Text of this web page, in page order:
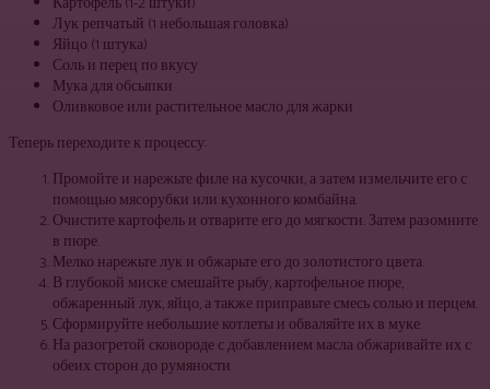
Лук репчатый (1 небольшая головка)
Яйцо (1 штука)
Соль и перец по вкусу
Мука для обсыпки
Оливковое или растительное масло для жарки
Теперь переходите к процессу:
Промойте и нарежьте филе на кусочки, а затем измельчите его с
помощью мясорубки или кухонного комбайна.
Очистите картофель и отварите его до мягкости. Затем разомните
в пюре.
Мелко нарежьте лук и обжарьте его до золотистого цвета.
В глубокой миске смешайте рыбу, картофельное пюре,
обжаренный лук, яйцо, а также приправьте смесь солью и перцем.
Сформируйте небольшие котлеты и обваляйте их в муке.
На разогретой сковороде с добавлением масла обжаривайте их с
обеих сторон до румяности.